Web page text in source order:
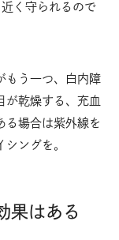
く守られるので
もう一つ、白内障
が乾燥する、充血
る場合は紫外線を
ングを。
果はある